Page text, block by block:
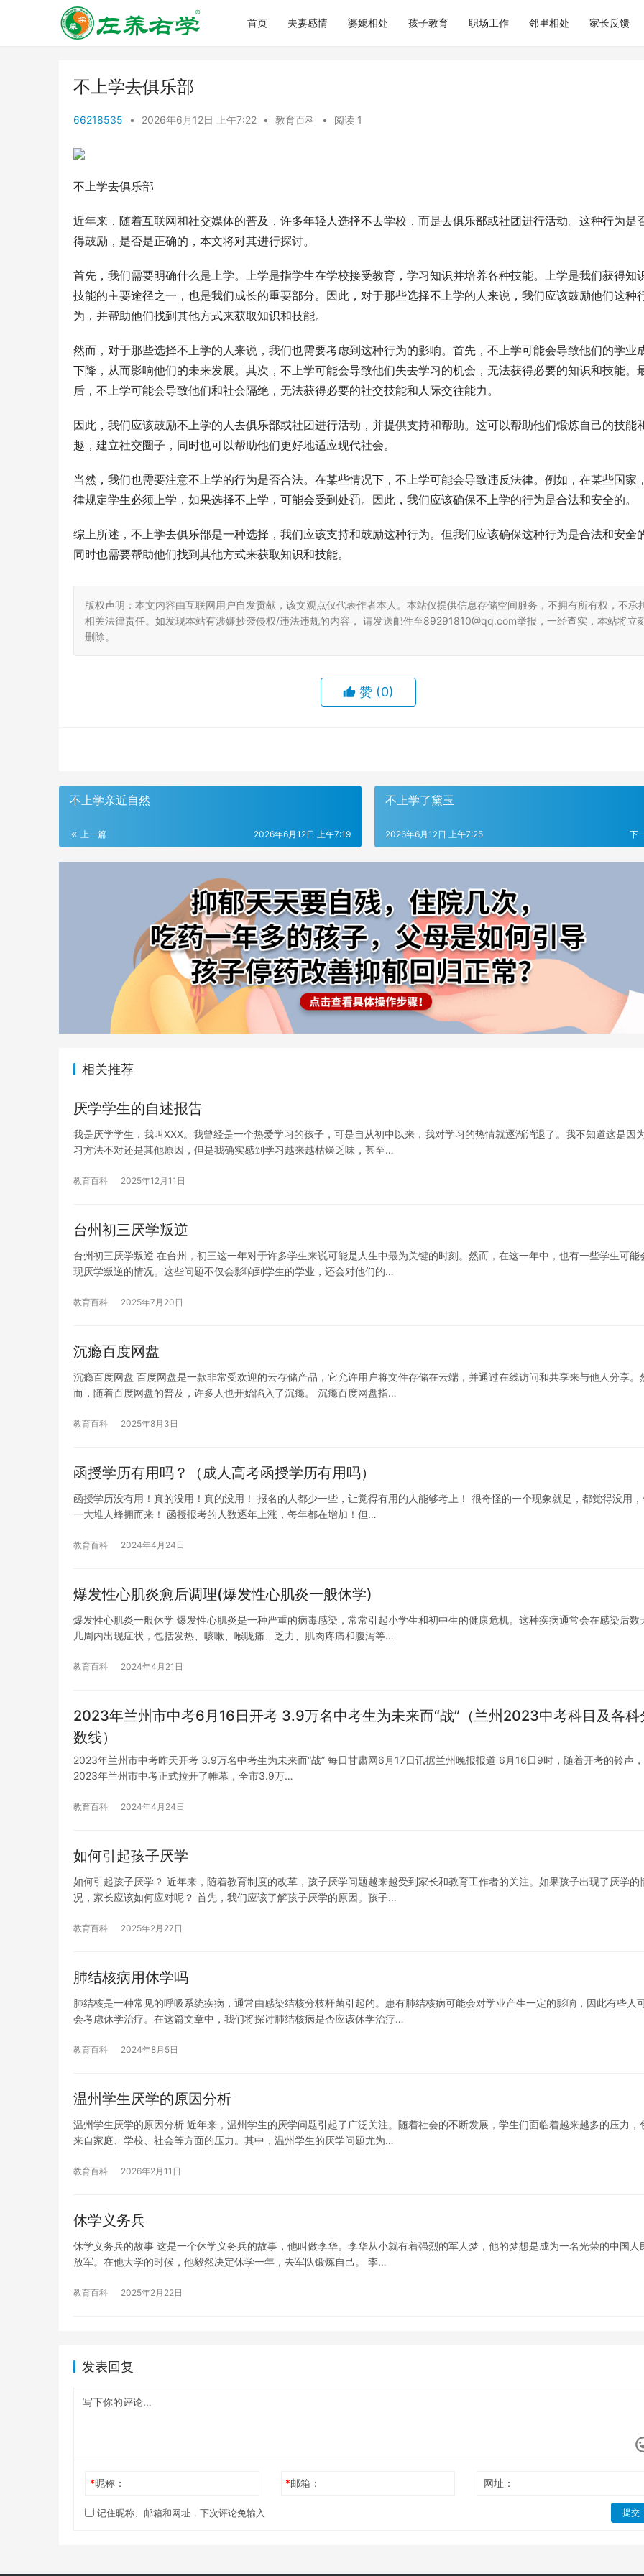
首页 夫妻感情 婆媳相处 孩子教育 职场工作 邻里相处 家长反馈
不上学去俱乐部
66218535 • 2026年6月12日 上午7:22 • 教育百科 • 阅读 1
不上学去俱乐部
近年来，随着互联网和社交媒体的普及，许多年轻人选择不去学校，而是去俱乐部或社团进行活动。这种行为是
得鼓励，是否是正确的，本文将对其进行探讨。
首先，我们需要明确什么是上学。上学是指学生在学校接受教育，学习知识并培养各种技能。上学是我们获得知
技能的主要途径之一，也是我们成长的重要部分。因此，对于那些选择不上学的人来说，我们应该鼓励他们这种
为，并帮助他们找到其他方式来获取知识和技能。
然而，对于那些选择不上学的人来说，我们也需要考虑到这种行为的影响。首先，不上学可能会导致他们的学业
下降，从而影响他们的未来发展。其次，不上学可能会导致他们失去学习的机会，无法获得必要的知识和技能。
后，不上学可能会导致他们和社会隔绝，无法获得必要的社交技能和人际交往能力。
因此，我们应该鼓励不上学的人去俱乐部或社团进行活动，并提供支持和帮助。这可以帮助他们锻炼自己的技能
趣，建立社交圈子，同时也可以帮助他们更好地适应现代社会。
当然，我们也需要注意不上学的行为是否合法。在某些情况下，不上学可能会导致违反法律。例如，在某些国家
律规定学生必须上学，如果选择不上学，可能会受到处罚。因此，我们应该确保不上学的行为是合法和安全的。
综上所述，不上学去俱乐部是一种选择，我们应该支持和鼓励这种行为。但我们应该确保这种行为是合法和安全
同时也需要帮助他们找到其他方式来获取知识和技能。
版权声明：本文内容由互联网用户自发贡献，该文观点仅代表作者本人。本站仅提供信息存储空间服务，不拥有所有权，不承
相关法律责任。如发现本站有涉嫌抄袭侵权/违法违规的内容， 请发送邮件至89291810@qq.com举报，一经查实，本站将立
删除。
赞 (0)
不上学亲近自然
上一篇 2026年6月12日 上午7:19
不上学了黛玉
下
2026年6月12日 上午7:25
相关推荐
厌学学生的自述报告
我是厌学学生，我叫XXX。我曾经是一个热爱学习的孩子，可是自从初中以来，我对学习的热情就逐渐消退了。我不知道这是因
习方法不对还是其他原因，但是我确实感到学习越来越枯燥乏味，甚至…
教育百科 2025年12月11日
台州初三厌学叛逆
台州初三厌学叛逆 在台州，初三这一年对于许多学生来说可能是人生中最为关键的时刻。然而，在这一年中，也有一些学生可能
现厌学叛逆的情况。这些问题不仅会影响到学生的学业，还会对他们的…
教育百科 2025年7月20日
沉瘾百度网盘
沉瘾百度网盘 百度网盘是一款非常受欢迎的云存储产品，它允许用户将文件存储在云端，并通过在线访问和共享来与他人分享。
而，随着百度网盘的普及，许多人也开始陷入了沉瘾。 沉瘾百度网盘指…
教育百科 2025年8月3日
函授学历有用吗？（成人高考函授学历有用吗）
函授学历没有用！真的没用！真的没用！ 报名的人都少一些，让觉得有用的人能够考上！ 很奇怪的一个现象就是，都觉得没用
一大堆人蜂拥而来！ 函授报考的人数逐年上涨，每年都在增加！但…
教育百科 2024年4月24日
爆发性心肌炎愈后调理(爆发性心肌炎一般休学)
爆发性心肌炎一般休学 爆发性心肌炎是一种严重的病毒感染，常常引起小学生和初中生的健康危机。这种疾病通常会在感染后数
几周内出现症状，包括发热、咳嗽、喉咙痛、乏力、肌肉疼痛和腹泻等…
教育百科 2024年4月21日
2023年兰州市中考6月16日开考 3.9万名中考生为未来而“战”（兰州2023中考科目及各科
数线）
2023年兰州市中考昨天开考 3.9万名中考生为未来而“战” 每日甘肃网6月17日讯据兰州晚报报道 6月16日9时，随着开考的铃声，
2023年兰州市中考正式拉开了帷幕，全市3.9万…
教育百科 2024年4月24日
如何引起孩子厌学
如何引起孩子厌学？ 近年来，随着教育制度的改革，孩子厌学问题越来越受到家长和教育工作者的关注。如果孩子出现了厌学的
况，家长应该如何应对呢？ 首先，我们应该了解孩子厌学的原因。孩子…
教育百科 2025年2月27日
肺结核病用休学吗
肺结核是一种常见的呼吸系统疾病，通常由感染结核分枝杆菌引起的。患有肺结核病可能会对学业产生一定的影响，因此有些人
会考虑休学治疗。在这篇文章中，我们将探讨肺结核病是否应该休学治疗…
教育百科 2024年8月5日
温州学生厌学的原因分析
温州学生厌学的原因分析 近年来，温州学生的厌学问题引起了广泛关注。随着社会的不断发展，学生们面临着越来越多的压力，
来自家庭、学校、社会等方面的压力。其中，温州学生的厌学问题尤为…
教育百科 2026年2月11日
休学义务兵
休学义务兵的故事 这是一个休学义务兵的故事，他叫做李华。李华从小就有着强烈的军人梦，他的梦想是成为一名光荣的中国人
放军。在他大学的时候，他毅然决定休学一年，去军队锻炼自己。 李…
教育百科 2025年2月22日
发表回复
*昵称： *邮箱： 网址：
记住昵称、邮箱和网址，下次评论免输入 提交